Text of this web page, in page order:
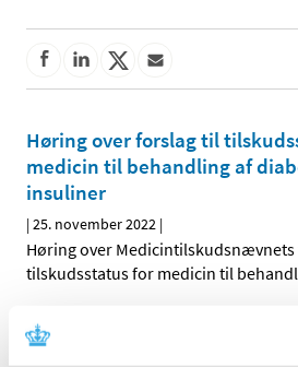
Høring over forslag til
medicin til behandling af
insuliner
|25. november 2022 |
Høring over
tilskudsstatus for medicin til
Alle (237)